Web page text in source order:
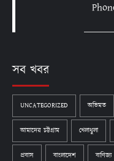
সব খবর
UNCATEGORIZED অভিমত
আমাদের চট্টগ্রাম খেলাধুলা
প্রবাস বাংলাদেশ বাণিজ্য